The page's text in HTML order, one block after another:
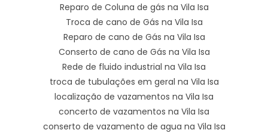
Reparo de Coluna de gás na Vila Isa
Troca de cano de Gás na Vila Isa
Reparo de cano de Gás na Vila Isa
Conserto de cano de Gás na Vila Isa
Rede de fluido industrial na Vila Isa
troca de tubulações em geral na Vila Isa
localização de vazamentos na Vila Isa
concerto de vazamentos na Vila Isa
conserto de vazamento de agua na Vila Isa